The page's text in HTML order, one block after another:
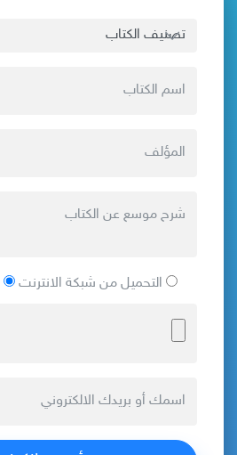
التحميل من شبكة الانترنت